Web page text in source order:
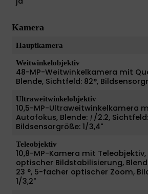
Kamera
Hauptkamera
Weitwinkelobjektiv
48-MP-Weitwinkelkamera mit
Blende, Sichtfeld: 82°,
Ultraweitwinkelobjektiv
10,5-MP-Ultraweitwinkelkamera
Autofokus, Blende: ƒ/2.2, Sichtfeld:
Bildsensorgröße: 1/3,4"
Teleobjektiv
10,8-MP-Kamera mit Teleobjektiv,
optischer Bildstabilisierung,
23 °, 5-facher optischer Zoom,
1/3,2"